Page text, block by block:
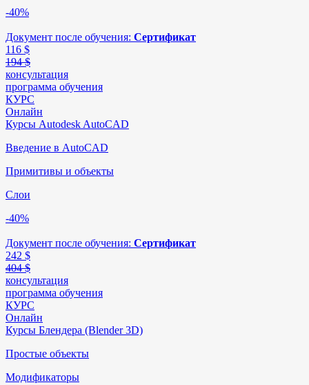
-40%
Документ после обучения: Сертификат
116 $
194 $
консультация
программа обучения
КУРС
Онлайн
Курсы Autodesk AutoCAD
Введение в AutoCAD
Примитивы и объекты
Слои
-40%
Документ после обучения: Сертификат
242 $
404 $
консультация
программа обучения
КУРС
Онлайн
Курсы Блендера (Blender 3D)
Простые объекты
Модификаторы